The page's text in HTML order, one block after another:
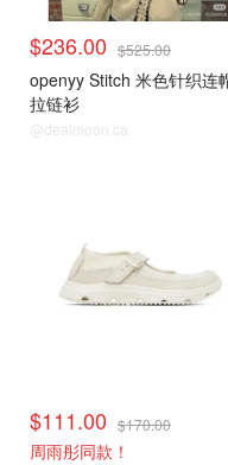
$236.00 $525.00
openyy Stitch 米色针织连
拉链衫
@dealmoon.ca
$111.00 $170.00
周雨彤同款！